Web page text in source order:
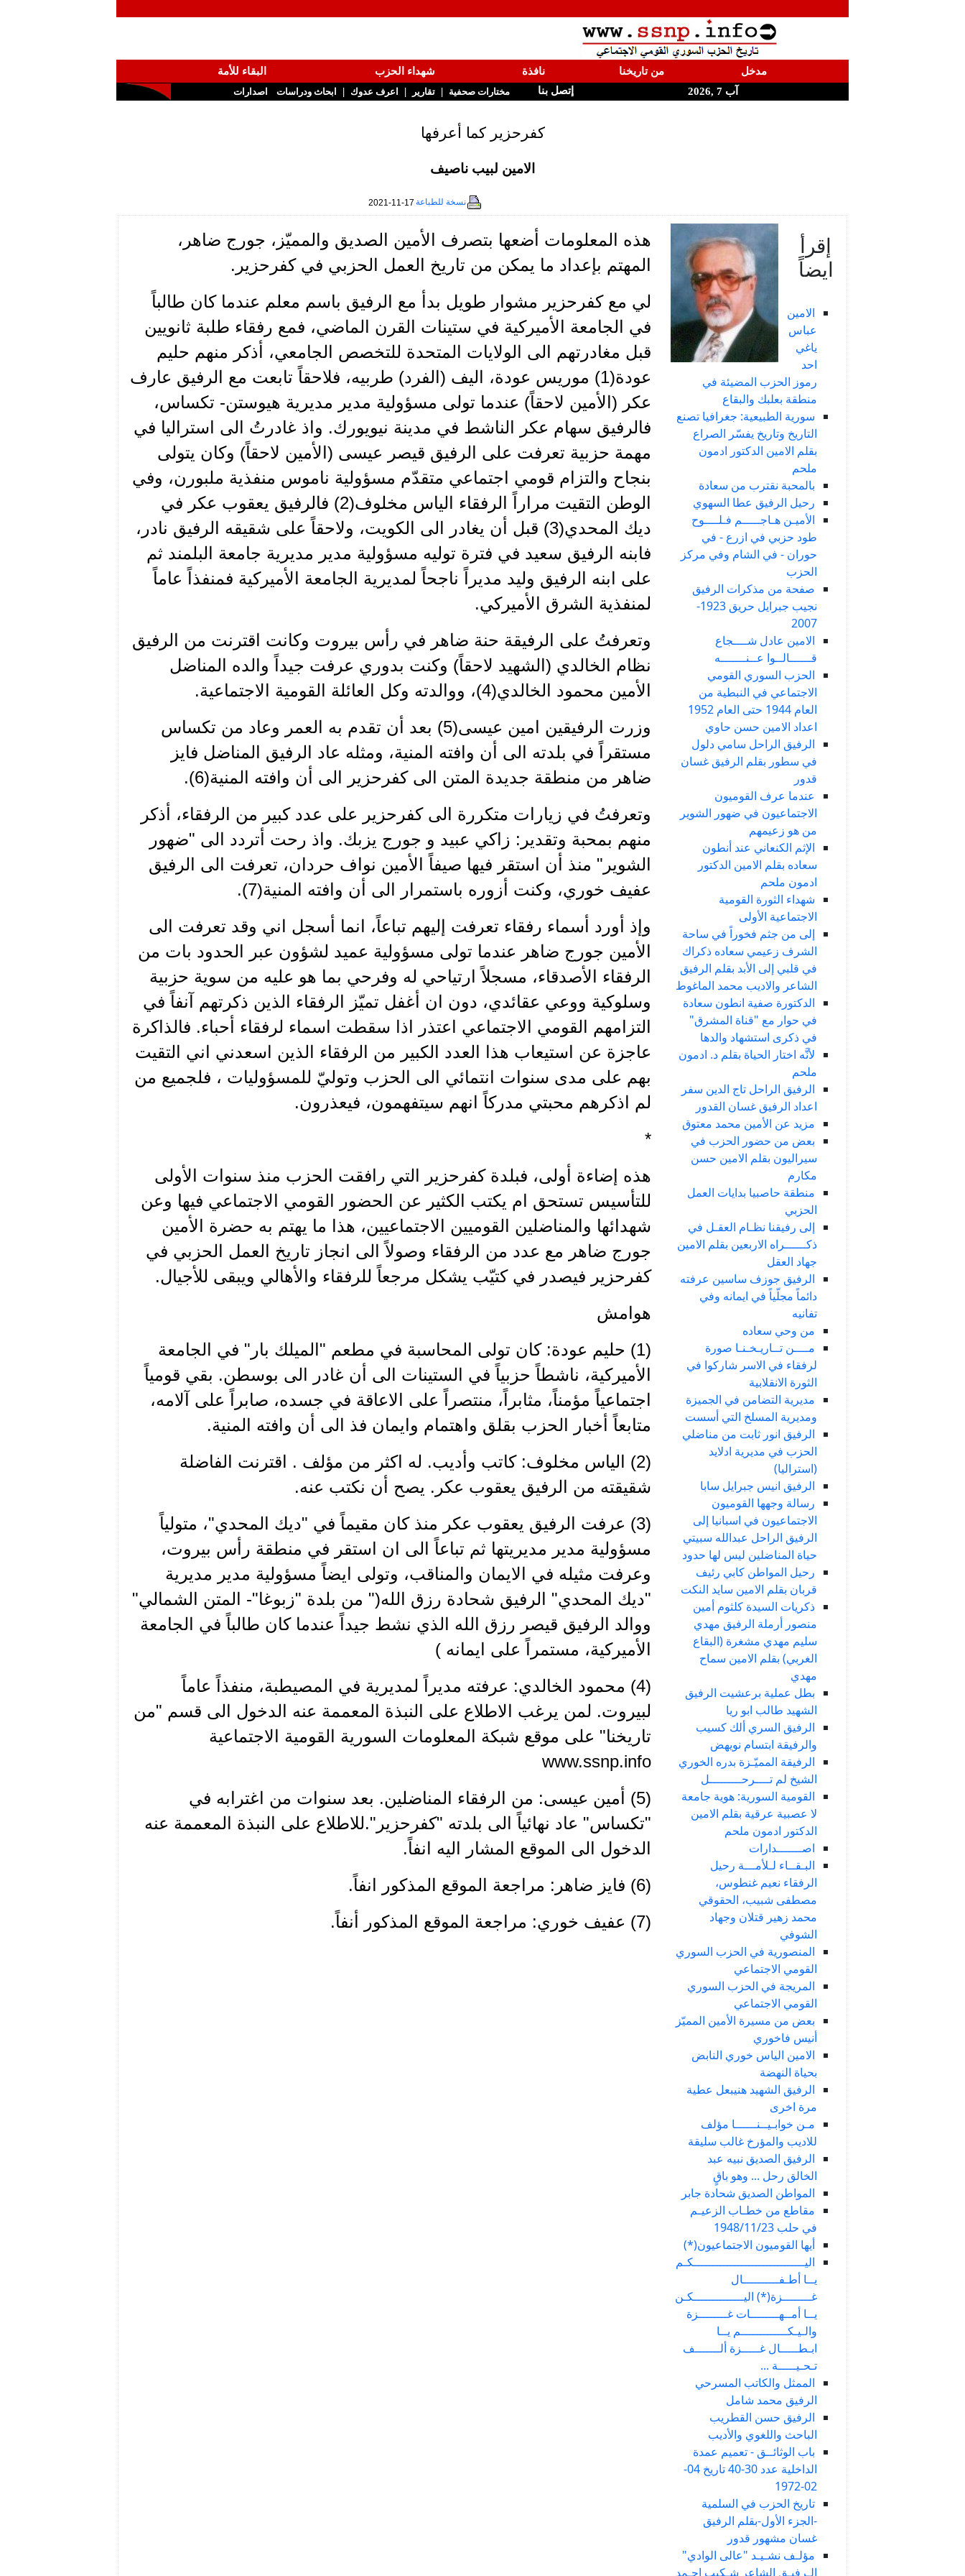
مدخل من تاريخنا نافذة شهداء الحزب
البقاء للأمة
آب 7 ,2026
إتصل بنا مختارات صحفية | تقارير | اعرف عدوك | ابحاث ودراسات اصدارات
كفرحزير كما أعرفها
الامين لبيب ناصيف
نسخة للطباعة 2021-11-17
إقرأ
ايضاً
الامين
عباس
ياغي
احد
رموز الحزب المضيئة في
منطقة بعلبك والبقاع
سورية الطبيعية: جغرافيا تصنع
التاريخ وتاريخ يفسّر الصراع
بقلم الامين الدكتور ادمون
ملحم
بالمحبة نقترب من سعادة
رحيل الرفيق عطا السهوي
الأميـن هـاجـــــم فـلــــوح
طود حزبي في ازرع - في
حوران - في الشام وفي مركز
الحزب
صفحة من مذكرات الرفيق
نجيب جبرايل حريق 1923-
2007
الامين عادل شــــجاع
قــــــالــوا عــنـــــــه
الحزب السوري القومي
الاجتماعي في النبطية من
العام 1944 حتى العام 1952
اعداد الامين حسن حاوي
الرفيق الراحل سامي دلول
في سطور بقلم الرفيق غسان
قدور
عندما عرف القوميون
الاجتماعيون في ضهور الشوير
من هو زعيمهم
الإثم الكنعاني عند أنطون
سعاده بقلم الامين الدكتور
ادمون ملحم
شهداء الثورة القومية
الاجتماعية الأولى
إلى من جثم فخوراً في ساحة
الشرف زعيمي سعاده ذكراك
في قلبي إلى الأبد بقلم الرفيق
الشاعر والاديب محمد الماغوط
الدكتورة صفية انطون سعادة
في حوار مع "قناة المشرق"
في ذكرى استشهاد والدها
لأنَّه اختار الحياة بقلم د. ادمون
ملحم
الرفيق الراحل تاج الدين سفر
اعداد الرفيق غسان القدور
مزيد عن الأمين محمد معتوق
بعض من حضور الحزب في
سيراليون بقلم الامين حسن
مكارم
منطقة حاصبيا بدايات العمل
الحزبي
إلى رفيقنا نظـام العقـل في
ذكــــــراه الاربعين بقلم الامين
جهاد العقل
الرفيق جوزف ساسين عرفته
دائماً مجلّياً في ايمانه وفي
تفانيه
من وحي سعاده
مــــن تــاريـخـنـا صورة
لرفقاء في الاسر شاركوا في
الثورة الانقلابية
مديرية التضامن في الجميزة
ومديرية المسلخ التي أسست
الرفيق انور ثابت من مناضلي
الحزب في مديرية ادلايد
(استراليا)
الرفيق انيس جبرايل سابا
رسالة وجهها القوميون
الاجتماعيون في اسبانيا إلى
الرفيق الراحل عبدالله سبيتي
حياة المناضلين ليس لها حدود
رحيل المواطن كابي رئيف
قربان بقلم الامين سايد النكت
ذكريات السيدة كلثوم أمين
منصور أرملة الرفيق مهدي
سليم مهدي مشغرة (البقاع
الغربي) بقلم الامين سماح
مهدي
بطل عملية برعشيت الرفيق
الشهيد طالب ابو ريا
الرفيق السري ألك كسيب
والرفيقة ابتسام نويهض
الرفيقة المميّـزة بدره الخوري
الشيخ لم تــــرحـــــــــل
القومية السورية: هوية جامعة
لا عصبية عرقية بقلم الامين
الدكتور ادمون ملحم
اصـــــــدارات
البـقــاء لـلأمـــة رحيل
الرفقاء نعيم غنطوس،
مصطفى شبيب، الحقوقي
محمد زهير قتلان وجهاد
الشوفي
المنصورية في الحزب السوري
القومي الاجتماعي
المريجة في الحزب السوري
القومي الاجتماعي
بعض من مسيرة الأمين المميّز
أنيس فاخوري
الامين الياس خوري النابض
بحياة النهضة
الرفيق الشهيد هنيبعل عطية
مرة اخرى
مـن خوابـيــنــــــا مؤلف
للاديب والمؤرخ غالب سليقة
الرفيق الصديق نبيه عبد
الخالق رحل ... وهو باقٍ
المواطن الصديق شحادة جابر
مقاطع من خطـاب الزعيـم
في حلب 1948/11/23
أيها القوميون الاجتماعيون(*)
اليـــــــــــــــــــــــــــــــكـم
يــا أطـفــــــــــال
غــــــــزة(*) اليــــــــــــــكـن
يــا أمــهــــــــات غــــــــزة
والـيـكـــــــــــــم يــا
ابـطـــــال غـــــزة ألـــــــف
تـحـيـــــة ...
الممثل والكاتب المسرحي
الرفيق محمد شامل
الرفيق حسن القطريب
الباحث واللغوي والأديب
باب الوثائــق - تعميم عمدة
الداخلية عدد 30-40 تاريخ 04-
02-1972
تاريخ الحزب في السلمية
-الجزء الأول-بقلم الرفيق
غسان مشهور قدور
مؤلـف نشـيـد "عالى الوادي"
الـرفيـق الشاعر شـكيب احـمد
هذه المعلومات أضعها بتصرف الأمين الصديق والمميّز، جورج ضاهر،
المهتم بإعداد ما يمكن من تاريخ العمل الحزبي في كفرحزير.
لي مع كفرحزير مشوار طويل بدأ مع الرفيق باسم معلم عندما كان طالباً
في الجامعة الأميركية في ستينات القرن الماضي، فمع رفقاء طلبة ثانويين
قبل مغادرتهم الى الولايات المتحدة للتخصص الجامعي، أذكر منهم حليم
عودة(1) موريس عودة، اليف (الفرد) طربيه، فلاحقاً تابعت مع الرفيق عارف
عكر (الأمين لاحقاً) عندما تولى مسؤولية مدير مديرية هيوستن- تكساس،
فالرفيق سهام عكر الناشط في مدينة نيويورك. واذ غادرتُ الى استراليا في
مهمة حزبية تعرفت على الرفيق قيصر عيسى (الأمين لاحقاً) وكان يتولى
بنجاح والتزام قومي اجتماعي متقدّم مسؤولية ناموس منفذية ملبورن، وفي
الوطن التقيت مراراً الرفقاء الياس مخلوف(2) فالرفيق يعقوب عكر في
ديك المحدي(3) قبل أن يغادر الى الكويت، ولاحقاً على شقيقه الرفيق نادر،
فابنه الرفيق سعيد في فترة توليه مسؤولية مدير مديرية جامعة البلمند ثم
على ابنه الرفيق وليد مديراً ناجحاً لمديرية الجامعة الأميركية فمنفذاً عاماً
لمنفذية الشرق الأميركي.
وتعرفتُ على الرفيقة حنة ضاهر في رأس بيروت وكانت اقترنت من الرفيق
نظام الخالدي (الشهيد لاحقاً) وكنت بدوري عرفت جيداً والده المناضل
الأمين محمود الخالدي(4)، ووالدته وكل العائلة القومية الاجتماعية.
وزرت الرفيقين امين عيسى(5) بعد أن تقدم به العمر وعاد من تكساس
مستقراً في بلدته الى أن وافته المنية، ومثله عاد الرفيق المناضل فايز
ضاهر من منطقة جديدة المتن الى كفرحزير الى أن وافته المنية(6).
وتعرفتُ في زيارات متكررة الى كفرحزير على عدد كبير من الرفقاء، أذكر
منهم بمحبة وتقدير: زاكي عبيد و جورج يزبك. واذ رحت أتردد الى "ضهور
الشوير" منذ أن استقر فيها صيفاً الأمين نواف حردان، تعرفت الى الرفيق
عفيف خوري، وكنت أزوره باستمرار الى أن وافته المنية(7).
وإذ أورد أسماء رفقاء تعرفت إليهم تباعاً، انما أسجل اني وقد تعرفت الى
الأمين جورج ضاهر عندما تولى مسؤولية عميد لشؤون عبر الحدود بات من
الرفقاء الأصدقاء، مسجلاً ارتياحي له وفرحي بما هو عليه من سوية حزبية
وسلوكية ووعي عقائدي، دون ان أغفل تميّز الرفقاء الذين ذكرتهم آنفاً في
التزامهم القومي الاجتماعي اعتذر اذا سقطت اسماء لرفقاء أحباء. فالذاكرة
عاجزة عن استيعاب هذا العدد الكبير من الرفقاء الذين اسعدني اني التقيت
بهم على مدى سنوات انتمائي الى الحزب وتوليّ للمسؤوليات ، فلجميع من
لم اذكرهم محبتي مدركاً انهم سيتفهمون، فيعذرون.
*
هذه إضاءة أولى، فبلدة كفرحزير التي رافقت الحزب منذ سنوات الأولى
للتأسيس تستحق ام يكتب الكثير عن الحضور القومي الاجتماعي فيها وعن
شهدائها والمناضلين القوميين الاجتماعيين، هذا ما يهتم به حضرة الأمين
جورج ضاهر مع عدد من الرفقاء وصولاً الى انجاز تاريخ العمل الحزبي في
كفرحزير فيصدر في كتيّب يشكل مرجعاً للرفقاء والأهالي ويبقى للأجيال.
هوامش
(1) حليم عودة: كان تولى المحاسبة في مطعم "الميلك بار" في الجامعة
الأميركية، ناشطاً حزبياً في الستينات الى أن غادر الى بوسطن. بقي قومياً
اجتماعياً مؤمناً، مثابراً، منتصراً على الاعاقة في جسده، صابراً على آلامه،
متابعاً أخبار الحزب بقلق واهتمام وايمان فذ الى أن وافته المنية.
(2) الياس مخلوف: كاتب وأديب. له اكثر من مؤلف . اقترنت الفاضلة
شقيقته من الرفيق يعقوب عكر. يصح أن نكتب عنه.
(3) عرفت الرفيق يعقوب عكر منذ كان مقيماً في "ديك المحدي"، متولياً
مسؤولية مدير مديريتها ثم تباعاً الى ان استقر في منطقة رأس بيروت،
وعرفت مثيله في الايمان والمناقب، وتولى ايضاً مسؤولية مدير مديرية
"ديك المحدي" الرفيق شحادة رزق الله(" من بلدة "زبوغا"- المتن الشمالي"
ووالد الرفيق قيصر رزق الله الذي نشط جيداً عندما كان طالباً في الجامعة
الأميركية، مستمراً على ايمانه )
(4) محمود الخالدي: عرفته مديراً لمديرية في المصيطبة، منفذاً عاماً
لبيروت. لمن يرغب الاطلاع على النبذة المعممة عنه الدخول الى قسم "من
تاريخنا" على موقع شبكة المعلومات السورية القومية الاجتماعية
www.ssnp.info
(5) أمين عيسى: من الرفقاء المناضلين. بعد سنوات من اغترابه في
"تكساس" عاد نهائياً الى بلدته "كفرحزير".للاطلاع على النبذة المعممة عنه
الدخول الى الموقع المشار اليه انفاً.
(6) فايز ضاهر: مراجعة الموقع المذكور انفاً.
(7) عفيف خوري: مراجعة الموقع المذكور أنفاً.